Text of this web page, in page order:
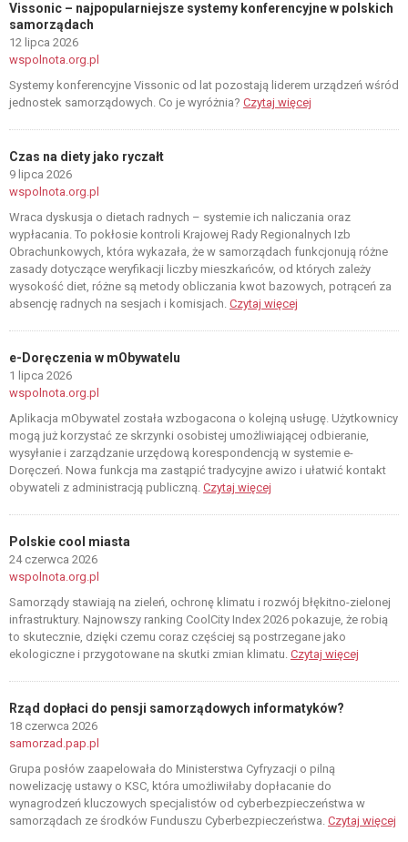
Vissonic – najpopularniejsze systemy konferencyjne w polskich
samorządach
12 lipca 2026
wspolnota.org.pl
Systemy konferencyjne Vissonic od lat pozostają liderem urządzeń wśród
jednostek samorządowych. Co je wyróżnia? Czytaj więcej
Czas na diety jako ryczałt
9 lipca 2026
wspolnota.org.pl
Wraca dyskusja o dietach radnych – systemie ich naliczania oraz
wypłacania. To pokłosie kontroli Krajowej Rady Regionalnych Izb
Obrachunkowych, która wykazała, że w samorządach funkcjonują różne
zasady dotyczące weryfikacji liczby mieszkańców, od których zależy
wysokość diet, różne są metody obliczania kwot bazowych, potrąceń za
absencję radnych na sesjach i komisjach. Czytaj więcej
e-Doręczenia w mObywatelu
1 lipca 2026
wspolnota.org.pl
Aplikacja mObywatel została wzbogacona o kolejną usługę. Użytkownicy
mogą już korzystać ze skrzynki osobistej umożliwiającej odbieranie,
wysyłanie i zarządzanie urzędową korespondencją w systemie e-
Doręczeń. Nowa funkcja ma zastąpić tradycyjne awizo i ułatwić kontakt
obywateli z administracją publiczną. Czytaj więcej
Polskie cool miasta
24 czerwca 2026
wspolnota.org.pl
Samorządy stawiają na zieleń, ochronę klimatu i rozwój błękitno-zielonej
infrastruktury. Najnowszy ranking CoolCity Index 2026 pokazuje, że robią
to skutecznie, dzięki czemu coraz częściej są postrzegane jako
ekologiczne i przygotowane na skutki zmian klimatu. Czytaj więcej
Rząd dopłaci do pensji samorządowych informatyków?
18 czerwca 2026
samorzad.pap.pl
Grupa posłów zaapelowała do Ministerstwa Cyfryzacji o pilną
nowelizację ustawy o KSC, która umożliwiłaby dopłacanie do
wynagrodzeń kluczowych specjalistów od cyberbezpieczeństwa w
samorządach ze środków Funduszu Cyberbezpieczeństwa. Czytaj więcej